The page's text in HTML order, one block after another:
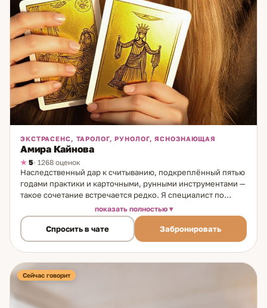
ЭКСТРАСЕНС, ТАРОЛОГ, РУНОЛОГ, ЯСНОЗНАЮЩАЯ
Амира Кайнова
5· 1268 оценок
Наследственный дар к считыванию, подкреплённый пятью
годами практики и карточными, рунными инструментами —
такое сочетание встречается редко. Я специалист по
считыванию состояний, таролог и рунолог. Способность
передалась от прабабушки, которая работала с людьми,
опираясь на знания народных традиций. Дар
сопровождает меня с рождения — я помню события
раннего детства с необычной чёткостью. Практикую пять
лет, постоянно совершенствую метод. На консультации
работаю в три уровня: прямое считывание состояния
уточнение; анализ рун — структурирование ответа.
показать полностью
Спросить в чате Забронировать
Сейчас говорит